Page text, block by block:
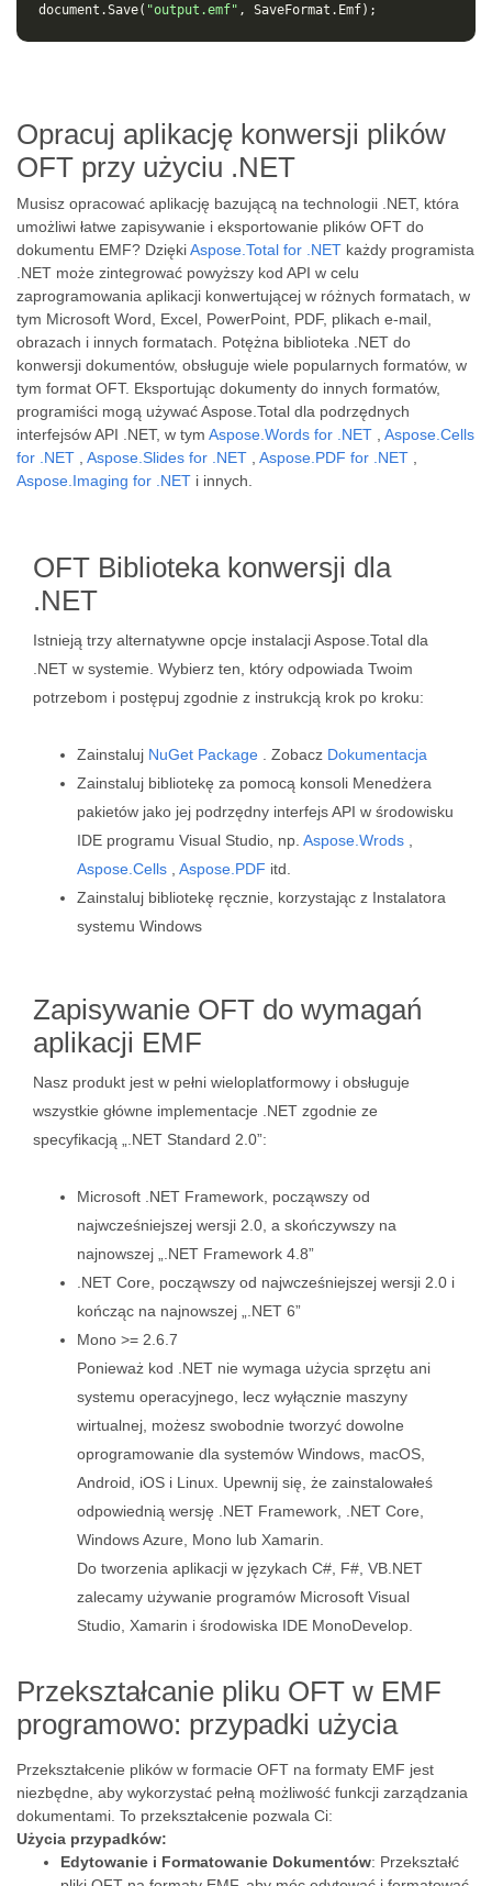
document .Save( "output.emf" , SaveFormat . Emf);
Opracuj aplikację konwersji plików
OFT przy użyciu .NET
Musisz opracować aplikację bazującą na technologii .NET, która
umożliwi łatwe zapisywanie i eksportowanie plików OFT do
dokumentu EMF? DziękiAspose.Total for .NET każdy programista
.NET może zintegrować powyższy kod API w celu
zaprogramowania aplikacji konwertującej w różnych formatach, w
tym Microsoft Word, Excel, PowerPoint, PDF, plikach e-mail,
obrazach i innych formatach. Potężna biblioteka .NET do
konwersji dokumentów, obsługuje wiele popularnych formatów, w
tym format OFT. Eksportując dokumenty do innych formatów,
programiści mogą używać Aspose.Total dla podrzędnych
interfejsów API .NET, w tym Aspose.Words for .NET
Aspose.Cells
for .NET
Aspose.Slides for .NET Aspose.PDF for .NET
Aspose.Imaging for .NET i innych.
OFT Biblioteka konwersji dla
.NET
Istnieją trzy alternatywne opcje instalacji Aspose.Total dla
.NET w systemie. Wybierz ten, który odpowiada Twoim
potrzebom i postępuj zgodnie z instrukcją krok po kroku:
Zainstaluj NuGet Package . Zobacz Dokumentacja
Zainstaluj bibliotekę za pomocą konsoli Menedżera
pakietów jako jej podrzędny interfejs API w środowisku
IDE programu Visual Studio, np. Aspose.Wrods
Aspose.Cells
Aspose.PDF itd.
Zainstaluj bibliotekę ręcznie, korzystając z Instalatora
systemu Windows
Zapisywanie OFT do wymagań
aplikacji EMF
Nasz produkt jest w pełni wieloplatformowy i obsługuje
wszystkie główne implementacje .NET zgodnie ze
specyfikacją „.NET Standard 2.0”:
Microsoft .NET Framework, począwszy od
najwcześniejszej wersji 2.0, a skończywszy na
najnowszej „.NET Framework 4.8”
.NET Core, począwszy od najwcześniejszej wersji 2.0 i
kończąc na najnowszej „.NET 6”
Mono >= 2.6.7
Ponieważ kod .NET nie wymaga użycia sprzętu ani
systemu operacyjnego, lecz wyłącznie maszyny
wirtualnej, możesz swobodnie tworzyć dowolne
oprogramowanie dla systemów Windows, macOS,
Android, iOS i Linux. Upewnij się, że zainstalowałeś
odpowiednią wersję .NET Framework, .NET Core,
Windows Azure, Mono lub Xamarin.
Do tworzenia aplikacji w językach C#, F#, VB.NET
zalecamy używanie programów Microsoft Visual
Studio, Xamarin i środowiska IDE MonoDevelop.
Przekształcanie pliku OFT w EMF
programowo: przypadki użycia
Przekształcenie plików w formacie OFT na formaty EMF jest
niezbędne, aby wykorzystać pełną możliwość funkcji zarządzania
dokumentami. To przekształcenie pozwala Ci:
Użycia przypadków:
Edytowanie i Formatowanie Dokumentów: Przekształć